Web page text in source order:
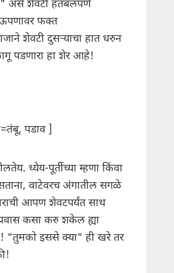
असे शेवटी हतबलपणे
फक्त
शेवटी दुसऱ्याचा हात धरुन
पडणारा हा शेर आहे!
पडाव ]
ध्येय-पूर्तीच्या म्हणा किंवा
वाटेवरच अंगातील सगळे
आपण शेवटपर्यंत साथ
कसा करु शकेल ह्या
"तुमको इससे क्या" ही खरे तर